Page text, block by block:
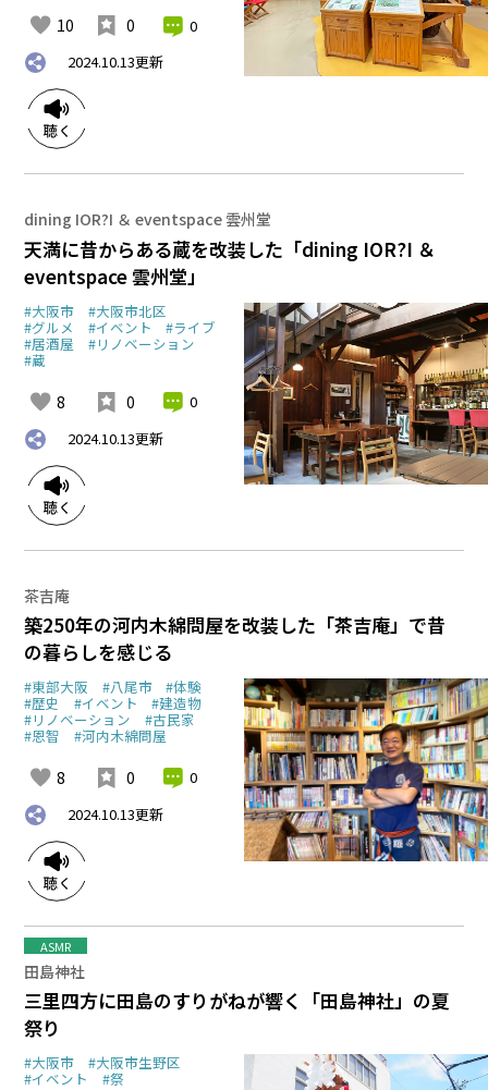
10 0
0
2024.10.13更新
dining IOR?I ＆ eventspace 雲州堂
天満に昔からある蔵を改装した「dining IOR?I ＆
eventspace 雲州堂」
#大阪市 #大阪市北区
#グルメ #イベント #ライブ
#居酒屋 #リノベーション
#蔵
8 0
0
2024.10.13更新
茶吉庵
築250年の河内木綿問屋を改装した「茶吉庵」で昔
の暮らしを感じる
#東部大阪 #八尾市 #体験
#歴史 #イベント #建造物
#リノベーション #古民家
#恩智 #河内木綿問屋
8 0
0
2024.10.13更新
田島神社
三里四方に田島のすりがねが響く「田島神社」の夏
祭り
#大阪市 #大阪市生野区
#イベント #祭
ASMR